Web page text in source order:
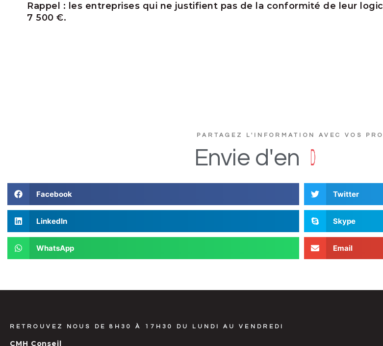
Rappel : les entreprises qui ne justifient pas de la conformité de leur
7 500 €.
PARTAGEZ L'INFORMATION AVEC VOS
Envie d'en D
Facebook Twitter
LinkedIn Skype
WhatsApp Email
RETROUVEZ NOUS DE 8H30 À 17H30 DU LUNDI AU VENDREDI
CMH Conseil